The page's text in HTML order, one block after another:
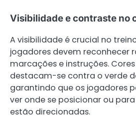
Visibilidade e contraste no
A visibilidade é crucial no
jogadores devem reconhecer
marcações e instruções.
destacam-se contra o verde
garantindo que os jogadores
ver onde se posicionar ou
estão direcionadas.